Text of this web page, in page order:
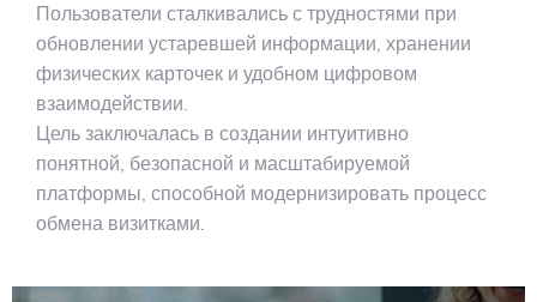
Пользователи сталкивались с трудностями при
обновлении устаревшей информации, хранении
физических карточек и удобном цифровом
взаимодействии.
Цель заключалась в создании интуитивно
понятной, безопасной и масштабируемой
платформы, способной модернизировать процесс
обмена визитками.